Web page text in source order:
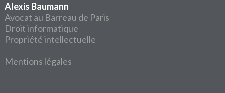
Alexis Baumann
Avocat au Barreau de Paris
Droit informatique
Propriété intellectuelle
Mentions légales